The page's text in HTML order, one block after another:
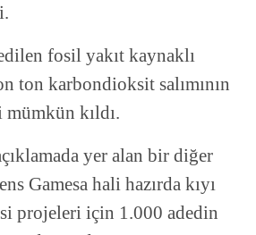
fosil yakıt kaynaklı
ton karbondioksit salımının
kıldı.
yer alan bir diğer
Gamesa hali hazırda kıyı
projeleri için 1.000 adedin